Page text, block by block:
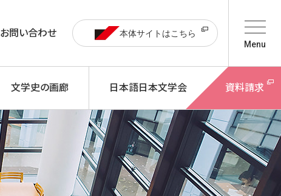
お問い合わせ 本体サイトはこちら
文学史の画廊 日本語日本文学会 資料請求
Menu